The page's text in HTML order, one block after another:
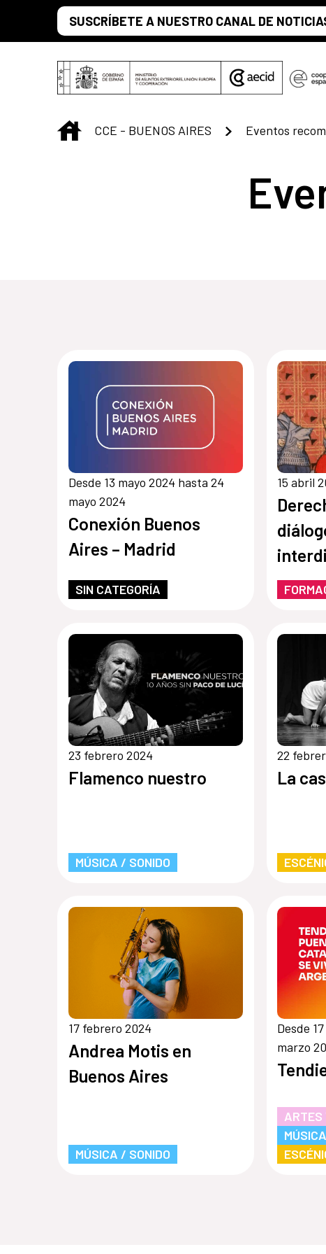
Saltar al contenido principal
SUSCRÍBETE A NUESTRO CANAL DE
INICIO
CCE - BUENOS AIRES Eventos
Desde 13 mayo 2024 hasta 24
mayo 2024
Conexión Buenos
Aires – Madrid
SIN CATEGORÍA
15 abril
(desde los
23 febrero 2024
Flamenco nuestro
MÚSICA / SONIDO
22
La
17 febrero 2024
Andrea Motis en
Buenos Aires
MÚSICA / SONIDO
Desde
marzo
ARTES